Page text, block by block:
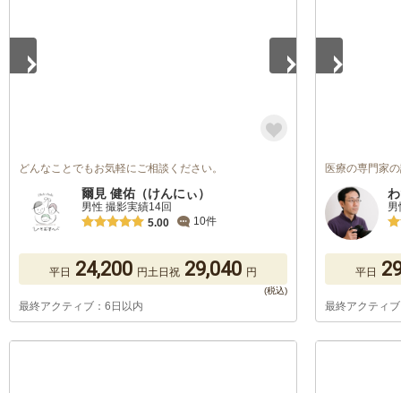
どんなことでもお気軽にご相談ください。
爾見 健佑（けんにぃ）
男性 撮影実績14回
5.00
10件
平日 24,200 円土日祝 29,040 円
最終アクティブ：6日以内
医療の専門家
平日
最終アクティ